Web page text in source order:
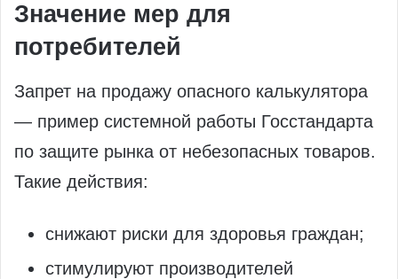
Значение мер для
потребителей
Запрет на продажу опасного калькулятора
— пример системной работы Госстандарта
по защите рынка от небезопасных товаров.
Такие действия:
снижают риски для здоровья граждан;
стимулируют производителей